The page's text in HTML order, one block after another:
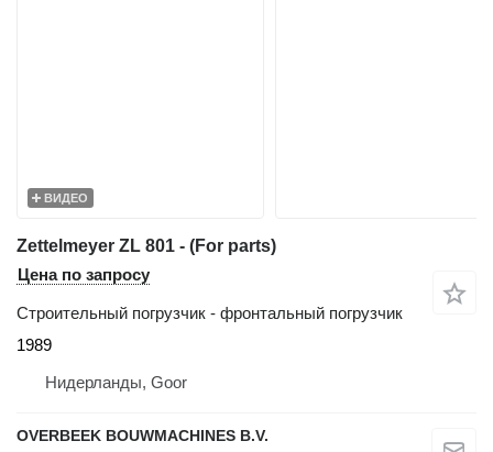
ВИДЕО
Zettelmeyer ZL 801 - (For parts)
Цена по запросу
Строительный погрузчик - фронтальный погрузчик
1989
Нидерланды, Goor
OVERBEEK BOUWMACHINES B.V.